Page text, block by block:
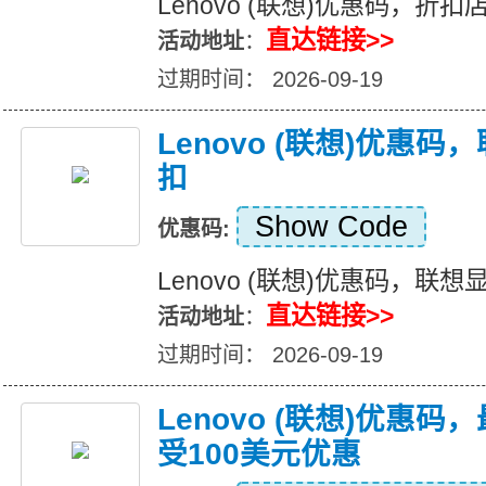
活动地址： 直达链接>>
过期时间： 2026-09-19
Lenovo (联想)优惠码，
扣
优惠码: Show Code
Lenovo (联想)优惠码，联想
活动地址： 直达链接>>
过期时间： 2026-09-19
Lenovo (联想)优惠码，
受100美元优惠